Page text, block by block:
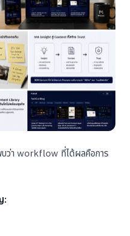
ว่า workflow ที่ได้ผลคือการ
: